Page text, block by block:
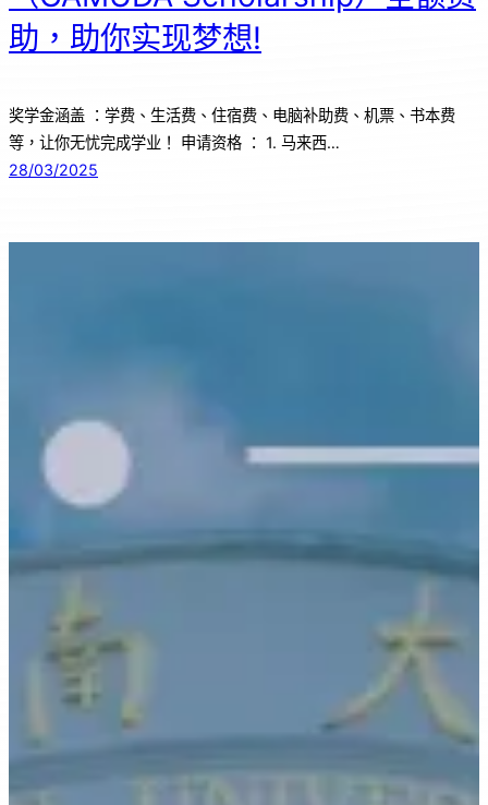
助，助你实现梦想!
奖学金涵盖 ：学费、生活费、住宿费、电脑补助费、机票、书本费
等，让你无忧完成学业！ 申请资格 ： 1. 马来西…
28/03/2025